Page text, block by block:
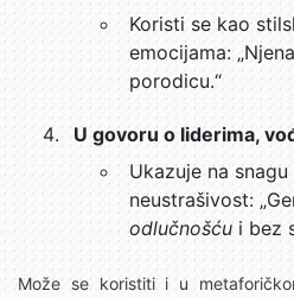
Koristi se kao
emocijama:
porodicu.“
U govoru o liderima,
Ukazuje na
neustrašivost:
odlučnošćui bez
Može se koristiti i u